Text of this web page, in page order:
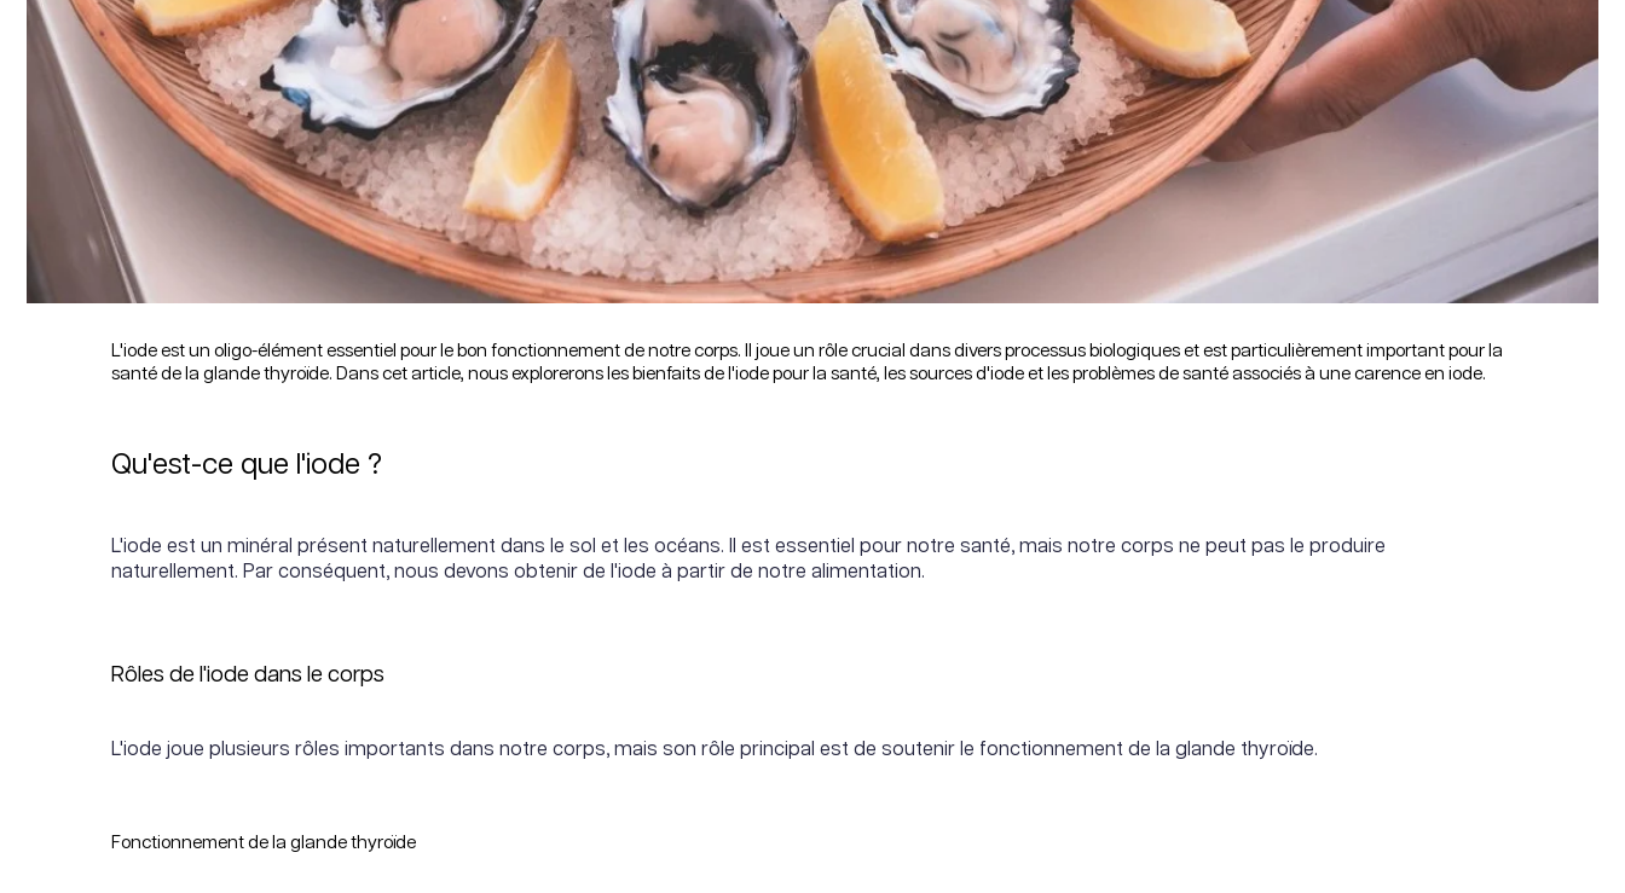
L'iode est un oligo-élément essentiel pour le bon fonctionnement de notre corps. Il joue un rôle crucial dans divers processus biologiques et est particulièrement important pour la
santé de la glande thyroïde. Dans cet article, nous explorerons les bienfaits de l'iode pour la santé, les sources d'iode et les problèmes de santé associés à une carence en iode.
Qu'est-ce que l'iode ?
L'iode est un minéral présent naturellement dans le sol et les océans. Il est essentiel pour notre santé, mais notre corps ne peut pas le produire
naturellement. Par conséquent, nous devons obtenir de l'iode à partir de notre alimentation.
Rôles de l'iode dans le corps
L'iode joue plusieurs rôles importants dans notre corps, mais son rôle principal est de soutenir le fonctionnement de la glande thyroïde.
Fonctionnement de la glande thyroïde